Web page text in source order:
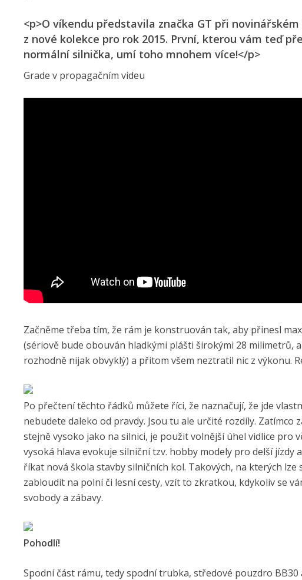
<p>O víkendu představila značka GT při
z nové kolekce pro rok 2015. První, kterou vám teď
normální silnička, umí toho mnohem více!</p>
Grade v propagačním videu
Začněme třeba tím, že rám je konstruován tak, aby přinesl
(sériově bude obouván hladkými plášti širokými 28 milimetrů,
rozhodně nijak obvyklý) a přitom všem neztratil nic z výkonu.
Po přečtení těchto řádků můžete říci, že naznačují, že jde
nebudete daleko od pravdy. Jsou tu ale určité rozdíly.
stejně vysoko jako na silnici, je použit volnější úhel vidlice pro
vysoká hlava evokuje silniční tzv. hobby modely pro delší jízdy
říkat nová škola stavby silničních kol. Takových, na kterých
zabloudit na polní či lesní cesty, vzít to zkratkou, kdykoliv se
svobody a zábavy.
Pohodlí!
Spodní část rámu, tedy spodní trubka, středové pouzdro